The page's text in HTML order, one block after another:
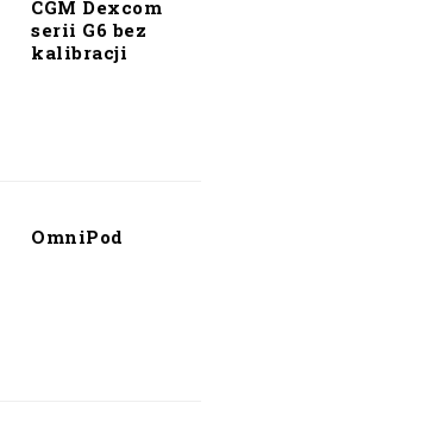
CGM Dexcom
serii G6 bez
kalibracji
OmniPod